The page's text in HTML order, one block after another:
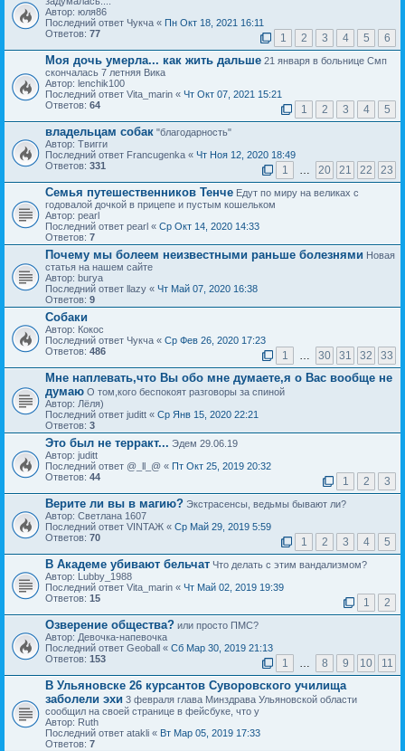
Автор: юля86
Последний ответ Чукча « Пн Окт 18, 2021 16:11
Ответов: 77 1 2 3 4 5 6
Моя дочь умерла... как жить дальше 21 января в больнице Смп
скончалась 7 летняя Вика
Автор: lenchik100
Последний ответ Vita_marin « Чт Окт 07, 2021 15:21
Ответов: 64 1 2 3 4 5
владельцам собак "благодарность"
Автор: Твигги
Последний ответ Francugenka « Чт Ноя 12, 2020 18:49
Ответов: 331 1 … 20 21 22 23
Семья путешественников Тенче Едут по миру на великах с
годовалой дочкой в прицепе и пустым кошельком
Автор: pearl
Последний ответ pearl « Ср Окт 14, 2020 14:33
Ответов: 7
Почему мы болеем неизвестными раньше болезнями Новая
статья на нашем сайте
Автор: burya
Последний ответ llazy « Чт Май 07, 2020 16:38
Ответов: 9
Собаки
Автор: Кокос
Последний ответ Чукча « Ср Фев 26, 2020 17:23
Ответов: 486 1 … 30 31 32 33
Мне наплевать,что Вы обо мне думаете,я о Вас вообще не
думаю О том,кого беспокоят разговоры за спиной
Автор: Лёля)
Последний ответ juditt « Ср Янв 15, 2020 22:21
Ответов: 3
Это был не терракт... Эдем 29.06.19
Автор: juditt
Последний ответ @_ll_@ « Пт Окт 25, 2019 20:32
Ответов: 44 1 2 3
Верите ли вы в магию? Экстрасенсы, ведьмы бывают ли?
Автор: Светлана 1607
Последний ответ VINTAЖ « Ср Май 29, 2019 5:59
Ответов: 70 1 2 3 4 5
В Академе убивают бельчат Что делать с этим вандализмом?
Автор: Lubby_1988
Последний ответ Vita_marin « Чт Май 02, 2019 19:39
Ответов: 15 1 2
Озверение общества? или просто ПМС?
Автор: Девочка-напевочка
Последний ответ Geoball « Сб Мар 30, 2019 21:13
Ответов: 153 1 … 8 9 10 11
В Ульяновске 26 курсантов Суворовского училища
заболели эхи 3 февраля глава Минздрава Ульяновской области
сообщил на своей странице в фейсбуке, что у
Автор: Ruth
Последний ответ atakli « Вт Мар 05, 2019 17:33
Ответов: 7